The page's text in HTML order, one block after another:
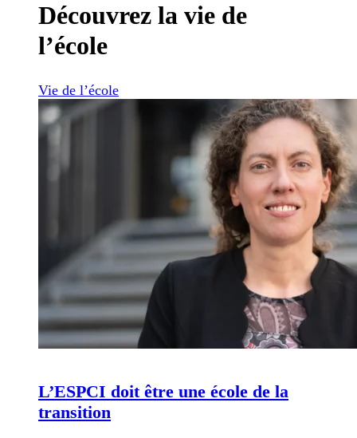
Découvrez la vie de
l’école
Vie de l’école
L’ESPCI doit être une école de la
transition